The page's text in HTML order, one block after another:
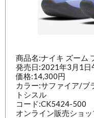
商品名:ナイキ ズーム
発売日:2021年3月1日
価格:14,300円
カラー:サファイア/ブ
トシスル
コード:CK5424-500
オンライン販売ショ